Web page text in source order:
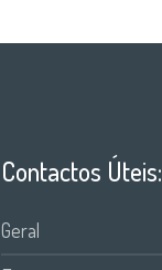
Contactos Úteis:
Geral